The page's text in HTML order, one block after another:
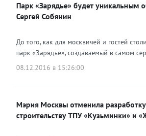
Парк «Зарядье» будет уникальным
Сергей Собянин
До того, как для москвичей и гостей
парк «Зарядье», создаваемый в самом
08.12.2016 в 15:26:00
Мэрия Москвы отменила
строительству ТПУ